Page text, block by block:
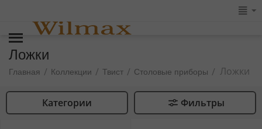
Ложки
Главная / Коллекции / Твист / Столовые приборы / Ложки
Категории Фильтры